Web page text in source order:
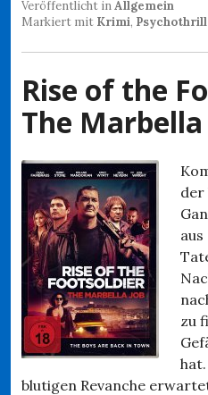
Veröffentlicht inAllgemein
Markiert mit Krimi,
Rise of the
The Marbella
der
zu
blutigen Revanche